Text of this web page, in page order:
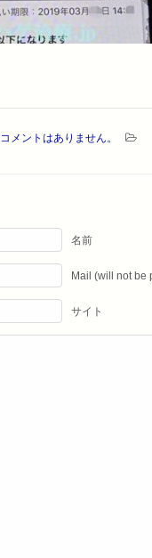
コメントはありません。
名前
Mail (will not be
サイト